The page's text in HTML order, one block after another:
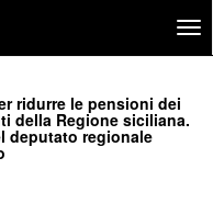
ridurre le pensioni dei
della Regione siciliana.
deputato regionale